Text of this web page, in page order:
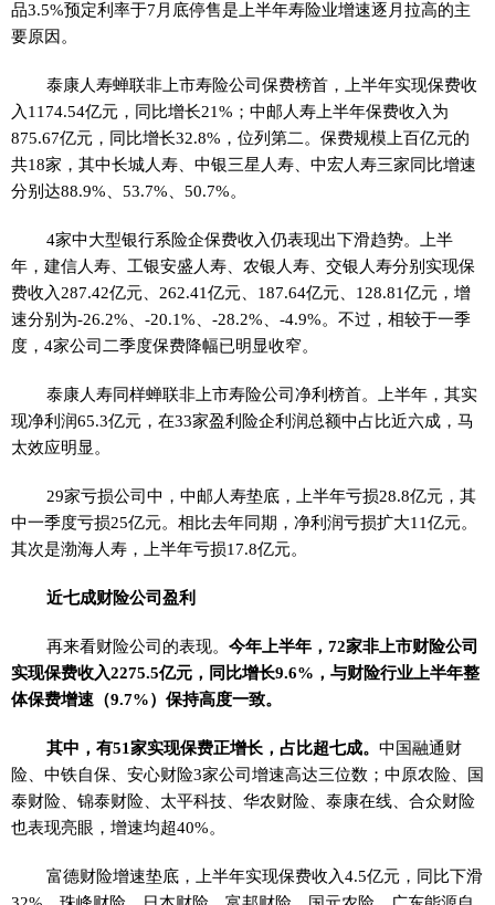
品3.5%预定利率于7月底停售是上半年寿险业增速逐月拉高的主
要原因。
泰康人寿蝉联非上市寿险公司保费榜首，上半年实现保费收
入1174.54亿元，同比增长21%；中邮人寿上半年保费收入为
875.67亿元，同比增长32.8%，位列第二。保费规模上百亿元的
共18家，其中长城人寿、中银三星人寿、中宏人寿三家同比增速
分别达88.9%、53.7%、50.7%。
4家中大型银行系险企保费收入仍表现出下滑趋势。上半
年，建信人寿、工银安盛人寿、农银人寿、交银人寿分别实现保
费收入287.42亿元、262.41亿元、187.64亿元、128.81亿元，增
速分别为-26.2%、-20.1%、-28.2%、-4.9%。不过，相较于一季
度，4家公司二季度保费降幅已明显收窄。
泰康人寿同样蝉联非上市寿险公司净利榜首。上半年，其实
现净利润65.3亿元，在33家盈利险企利润总额中占比近六成，马
太效应明显。
29家亏损公司中，中邮人寿垫底，上半年亏损28.8亿元，其
中一季度亏损25亿元。相比去年同期，净利润亏损扩大11亿元。
其次是渤海人寿，上半年亏损17.8亿元。
近七成财险公司盈利
再来看财险公司的表现。 今年上半年，72家非上市财险公司
实现保费收入2275.5亿元，同比增长9.6%，与财险行业上半年整
体保费增速（9.7%）保持高度一致。
其中，有51家实现保费正增长，占比超七成。 中国融通财
险、中铁自保、安心财险3家公司增速高达三位数；中原农险、国
泰财险、锦泰财险、太平科技、华农财险、泰康在线、合众财险
也表现亮眼，增速均超40%。
富德财险增速垫底，上半年实现保费收入4.5亿元，同比下滑